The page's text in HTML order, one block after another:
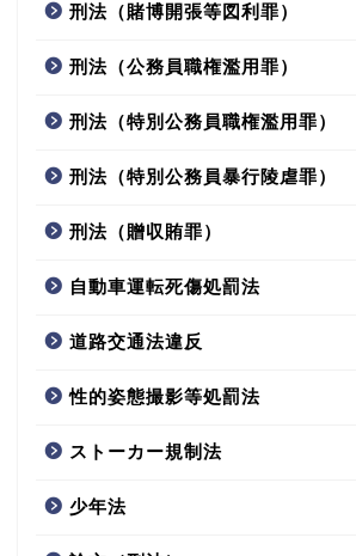
刑法（賭博開張等図利罪）
刑法（公務員職権濫用罪）
刑法（特別公務員職権濫用罪）
刑法（特別公務員暴行陵虐罪）
刑法（贈収賄罪）
自動車運転死傷処罰法
道路交通法違反
性的姿態撮影等処罰法
ストーカー規制法
少年法